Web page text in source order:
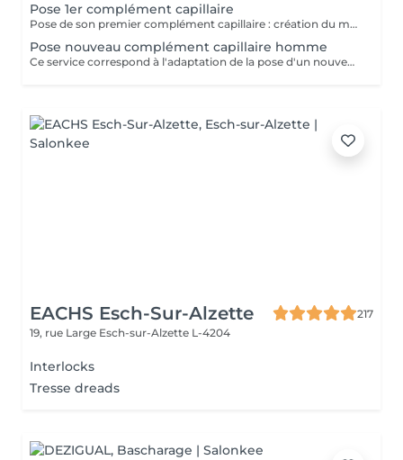
Pose 1er complément capillaire
Pose de son premier complément capillaire : création du moule de la tête, adaptation sur-mesure du complément et pose du complément. Si nécessaire il faut également réserver le service "coupe nouveau complément" pour effectuer la coupe des cheveux.
Pose nouveau complément capillaire homme
Ce service correspond à l'adaptation de la pose d'un nouveau complément capillaire (pour un client étant déjà porteur et disposant d'un module de sa tête), sans le prix de la prothèse. Il est également nécessaire de reserver la coupe de celui-ci -> "coupe nouveau complément"
EACHS Esch-Sur-Alzette
217
19, rue Large Esch-sur-Alzette L-4204
Interlocks
Tresse dreads